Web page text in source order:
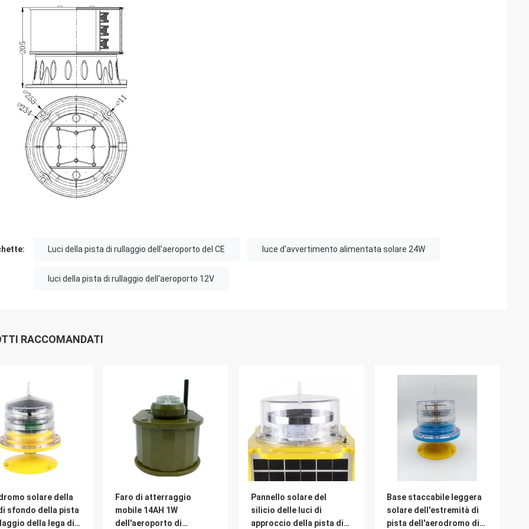
Luci della pista di rullaggio dell'aeroporto del CE luce d'avvertimento alimentata solare 24W
luci della pista di rullaggio dell'aeroporto 12V
RACCOMANDATI
solare della
sfondo della pista
della lega di
Faro di atterraggio
mobile 14AH 1W
dell'aeroporto di
Pannello solare del
silicio delle luci di
approccio della pista di
Base staccabile leggera
solare dell'estremità di
pista dell'aerodromo di